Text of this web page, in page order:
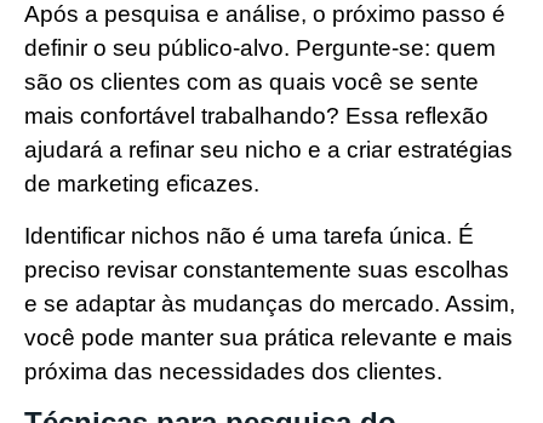
Após a pesquisa e análise, o próximo passo é
definir o seu público-alvo. Pergunte-se: quem
são os clientes com as quais você se sente
mais confortável trabalhando? Essa reflexão
ajudará a refinar seu nicho e a criar estratégias
de marketing eficazes.
Identificar nichos não é uma tarefa única. É
preciso revisar constantemente suas escolhas
e se adaptar às mudanças do mercado. Assim,
você pode manter sua prática relevante e mais
próxima das necessidades dos clientes.